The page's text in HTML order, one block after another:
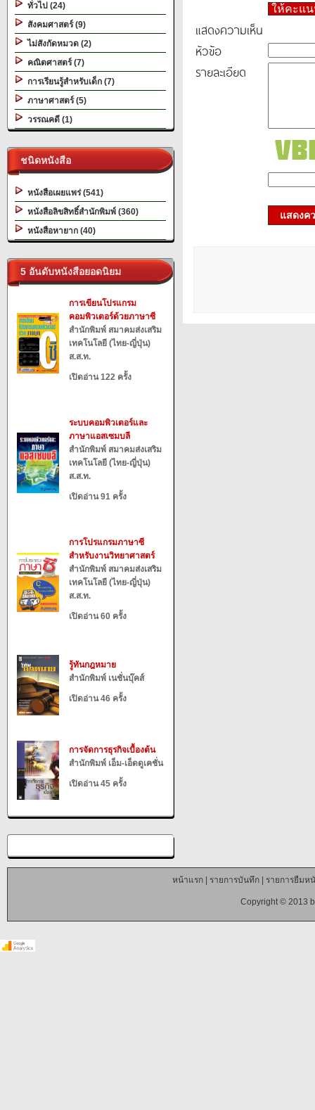
ทั่วไป (24)
สังคมศาสตร์ (9)
ไม่สังกัดหมวด (2)
คณิตศาสตร์ (7)
การเรียนรู้สำหรับเด็ก (7)
ภาษาศาสตร์ (5)
วรรณคดี (1)
ชนิดหนังสือ
หนังสือเผยแพร่ (541)
หนังสือลิขสิทธิ์สำนักพิมพ์ (360)
หนังสือหายาก (40)
5 อันดับหนังสือยอดนิยม
การเขียนโปรแกรม
คอมพิวเตอร์ด้วยภาษาซี
สำนักพิมพ์ สมาคมส่งเสริม
เทคโนโลยี (ไทย-ญี่ปุ่น)
ส.ส.ท.
เปิดอ่าน 122 ครั้ง
ระบบคอมพิวเตอร์และ
ภาษาแอสเซมบลี
สำนักพิมพ์ สมาคมส่งเสริม
เทคโนโลยี (ไทย-ญี่ปุ่น)
ส.ส.ท.
เปิดอ่าน 91 ครั้ง
การโปรแกรมภาษาซี
สำหรับงานวิทยาศาสตร์
สำนักพิมพ์ สมาคมส่งเสริม
เทคโนโลยี (ไทย-ญี่ปุ่น)
ส.ส.ท.
เปิดอ่าน 60 ครั้ง
รู้ทันกฎหมาย
สำนักพิมพ์ เนชั่นบุ๊คส์
เปิดอ่าน 46 ครั้ง
การจัดการธุรกิจเบื้องต้น
สำนักพิมพ์ เอ็ม-เอ็ดดูเคชั่น
เปิดอ่าน 45 ครั้ง
ให้คะแ
แสดงความเห็น
หัวข้อ
รายละเอียด
แสดงค
หน้าแรก| รายการบันทึก| รายการยืมห
Copyright © 2013